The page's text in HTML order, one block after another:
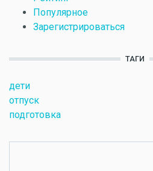
Популярное
Зарегистрироваться
ТАГИ
дети
отпуск
подготовка